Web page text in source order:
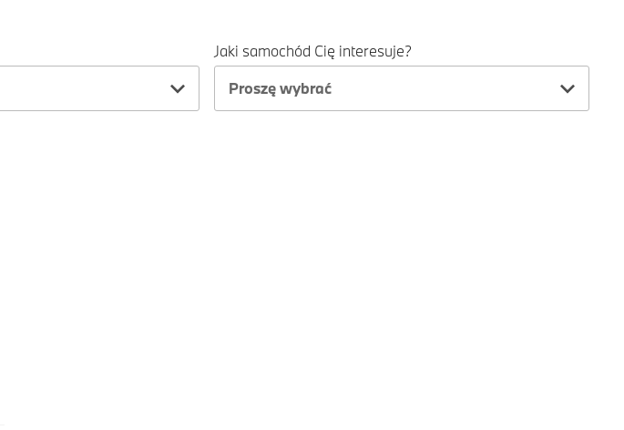
Jaki samochód Cię interesuje?
Proszę wybrać